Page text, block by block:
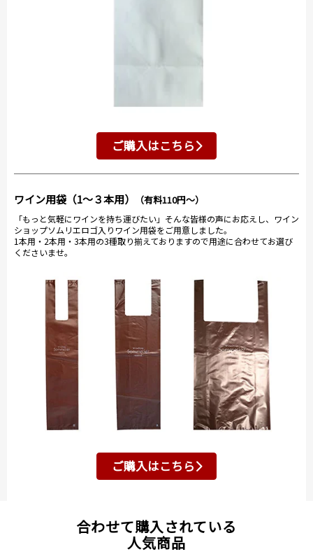
ご購入はこちら
ワイン用袋（1～３本用） （有料110円～）
「もっと気軽にワインを持ち運びたい」そんな皆様の声にお応えし、ワイン
ショップソムリエロゴ入りワイン用袋をご用意しました。
1本用・2本用・3本用の3種取り揃えておりますので用途に合わせてお選び
くださいませ。
ご購入はこちら
合わせて購入されている
人気商品